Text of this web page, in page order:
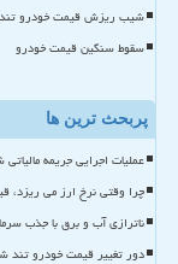
شیب ریزش قیمت خودرو
سقوط سنگین قیمت خودرو
پربحث ترین ها
عملیات اجرایی جریمه
چرا وقتی نرخ ارز می
ناترازی آب و برق با جذب
دور تغییر قیمت خودرو تند